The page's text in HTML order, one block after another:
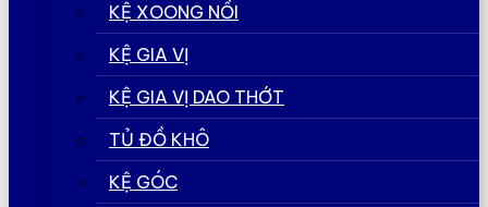
KỆ XOONG NỒI
KỆ GIA VỊ
KỆ GIA VỊ DAO THỚT
TỦ ĐỒ KHÔ
KỆ GÓC